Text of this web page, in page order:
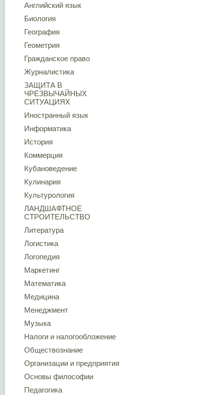
Английский язык
Биология
География
Геометрия
Гражданское право
Журналистика
ЗАЩИТА В
ЧРЕЗВЫЧАЙНЫХ
СИТУАЦИЯХ
Иностранный язык
Информатика
История
Коммерция
Кубановедение
Кулинария
Культурология
ЛАНДШАФТНОЕ
СТРОИТЕЛЬСТВО
Литература
Логистика
Логопедия
Маркетинг
Математика
Медицина
Менеджмент
Музыка
Налоги и налогообложение
Обществознание
Организации и предприятия
Основы философии
Педагогика